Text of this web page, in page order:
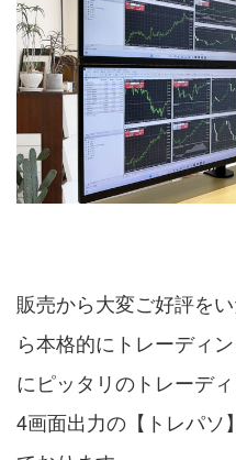
販売から大変ご好評を
ら本格的にトレーディ
にピッタリのトレーデ
4画面出力の【トレパソ